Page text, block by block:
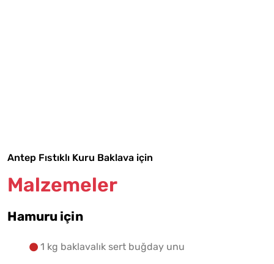
Malzemelere Geç
Antep Fıstıklı Kuru Baklava için
Malzemeler
Hamuru için
1 kg baklavalık sert buğday unu